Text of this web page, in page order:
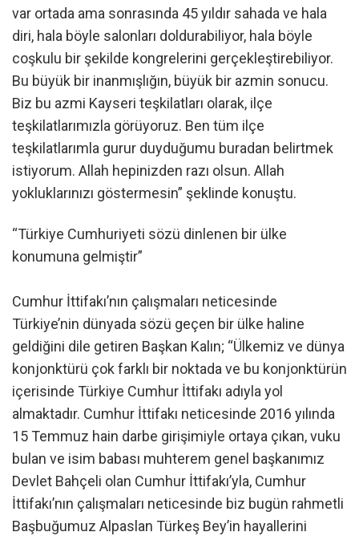
var ortada ama sonrasında 45 yıldır sahada ve hala
diri, hala böyle salonları doldurabiliyor, hala böyle
coşkulu bir şekilde kongrelerini gerçekleştirebiliyor.
Bu büyük bir inanmışlığın, büyük bir azmin sonucu.
Biz bu azmi Kayseri teşkilatları olarak, ilçe
teşkilatlarımızla görüyoruz. Ben tüm ilçe
teşkilatlarımla gurur duyduğumu buradan belirtmek
istiyorum. Allah hepinizden razı olsun. Allah
yokluklarınızı göstermesin” şeklinde konuştu.
“Türkiye Cumhuriyeti sözü dinlenen bir ülke
konumuna gelmiştir”
Cumhur İttifakı’nın çalışmaları neticesinde
Türkiye’nin dünyada sözü geçen bir ülke haline
geldiğini dile getiren Başkan Kalın; “Ülkemiz ve dünya
konjonktürü çok farklı bir noktada ve bu konjonktürün
içerisinde Türkiye Cumhur İttifakı adıyla yol
almaktadır. Cumhur İttifakı neticesinde 2016 yılında
15 Temmuz hain darbe girişimiyle ortaya çıkan, vuku
bulan ve isim babası muhterem genel başkanımız
Devlet Bahçeli olan Cumhur İttifakı’yla, Cumhur
İttifakı’nın çalışmaları neticesinde biz bugün rahmetli
Başbuğumuz Alpaslan Türkeş Bey’in hayallerini